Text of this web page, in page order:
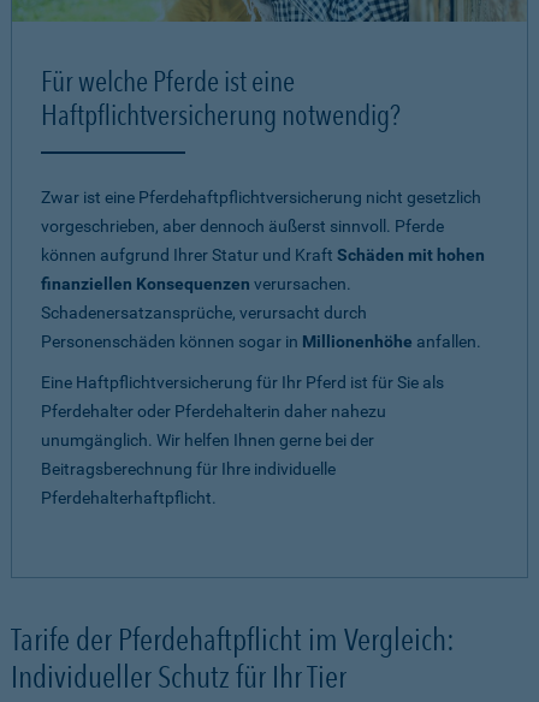
Für welche Pferde ist eine
Haftpflichtversicherung notwendig?
Zwar ist eine Pferdehaftpflichtversicherung nicht gesetzlich
vorgeschrieben, aber dennoch äußerst sinnvoll. Pferde
können aufgrund Ihrer Statur und Kraft Schäden mit hohen
finanziellen Konsequenzen verursachen.
Schadenersatzansprüche, verursacht durch
Personenschäden können sogar in Millionenhöhe anfallen.
Eine Haftpflichtversicherung für Ihr Pferd ist für Sie als
Pferdehalter oder Pferdehalterin daher nahezu
unumgänglich. Wir helfen Ihnen gerne bei der
Beitragsberechnung für Ihre individuelle
Pferdehalterhaftpflicht.
Tarife der Pferdehaftpflicht im Vergleich:
Individueller Schutz für Ihr Tier